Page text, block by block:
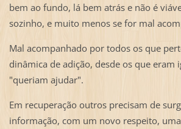
bem ao fundo, lá bem atrás e não é
sozinho, e muito menos se for mal
Mal acompanhado por todos os que
dinâmica de adição, desde os que eram
"queriam ajudar".
Em recuperação outros precisam de
informação, com um novo respeito,